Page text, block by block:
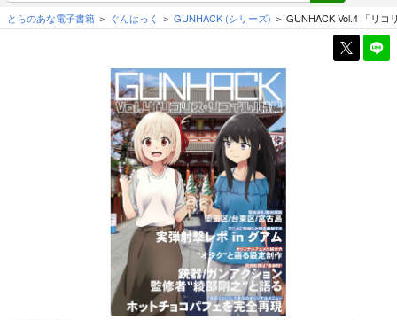
とらのあな電子書籍
ぐんはっく GUNHACK (シリーズ) GUNHACK Vol.4 「リコ